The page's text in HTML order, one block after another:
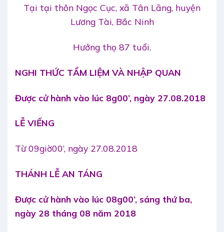
Tại tại thôn Ngọc Cục, xã Tân Lãng, huyện
Lương Tài, Bắc Ninh
Hưởng thọ 87 tuổi.
NGHI THỨC TẨM LIỆM VÀ NHẬP QUAN
Được cử hành vào lúc 8g00’, ngày 27.08.2018
LỄ VIẾNG
Từ 09giờ00’, ngày 27.08.2018
THÁNH LỄ AN TÁNG
Được cử hành vào lúc 08g00’, sáng thứ ba,
ngày 28 tháng 08 năm 2018